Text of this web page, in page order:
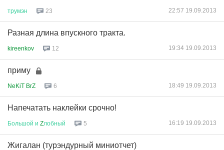
трумэн 23 22:57 19.09.2013
Разная длина впускного тракта.
kireenkov 12 19:34 19.09.2013
приму
NeKiT BrZ 6 18:49 19.09.2013
Напечатать наклейки срочно!
Большой и Zлобный 5 16:19 19.09.2013
Жигалан (турэндурный миниотчет)